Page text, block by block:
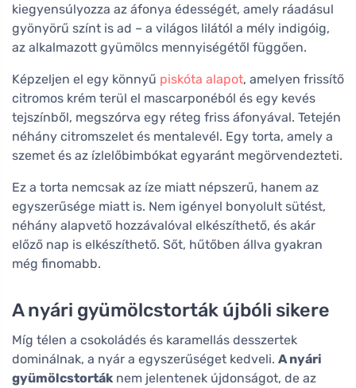
kiegyensúlyozza az áfonya édességét, amely ráadásul
gyönyörű színt is ad – a világos lilától a mély indigóig,
az alkalmazott gyümölcs mennyiségétől függően.
Képzeljen el egy könnyű piskóta alapot, amelyen frissítő
citromos krém terül el mascarponéból és egy kevés
tejszínből, megszórva egy réteg friss áfonyával. Tetején
néhány citromszelet és mentalevél. Egy torta, amely a
szemet és az ízlelőbimbókat egyaránt megörvendezteti.
Ez a torta nemcsak az íze miatt népszerű, hanem az
egyszerűsége miatt is. Nem igényel bonyolult sütést,
néhány alapvető hozzávalóval elkészíthető, és akár
előző nap is elkészíthető. Sőt, hűtőben állva gyakran
még finomabb.
A nyári gyümölcstorták újbóli sikere
Míg télen a csokoládés és karamellás desszertek
dominálnak, a nyár a egyszerűséget kedveli. A nyári
gyümölcstorták nem jelentenek újdonságot, de az